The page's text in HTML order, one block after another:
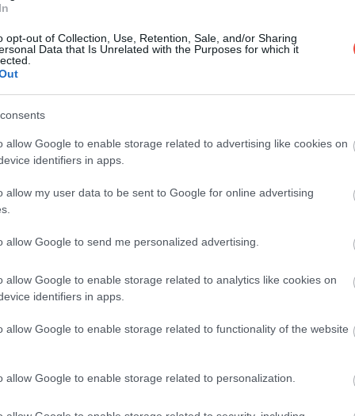
opt-out of Collection, Use, Retention, Sale, and/or Sharing
Data that Is Unrelated with the Purposes for which it
allow Google to enable storage related to advertising like cookies on
identifiers in apps.
allow my user data to be sent to Google for online advertising
allow Google to send me personalized advertising.
allow Google to enable storage related to analytics like cookies on
identifiers in apps.
allow Google to enable storage related to functionality of the website
allow Google to enable storage related to personalization.
durează în medie 70 de secunde dacă
probleme tehnice în unele state membre. Cel mai
unde
. Presa britanică a scris că unii oameni s-au simțit
a decolat cu puțini pasageri. Situația nu a fost